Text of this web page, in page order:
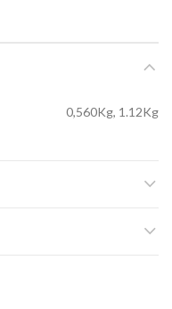
0,560Kg, 1.12Kg